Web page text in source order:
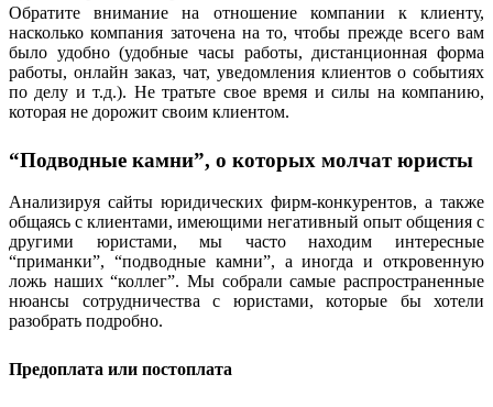
Обратите внимание на отношение компании к клиенту,
насколько компания заточена на то, чтобы прежде всего вам
было удобно (удобные часы работы, дистанционная форма
работы, онлайн заказ, чат, уведомления клиентов о событиях
по делу и т.д.). Не тратьте свое время и силы на компанию,
которая не дорожит своим клиентом.
“Подводные камни”, о которых молчат юристы
Анализируя сайты юридических фирм-конкурентов, а также
общаясь с клиентами, имеющими негативный опыт общения с
другими юристами, мы часто находим интересные
“приманки”, “подводные камни”, а иногда и откровенную
ложь наших “коллег”. Мы собрали самые распространенные
нюансы сотрудничества с юристами, которые бы хотели
разобрать подробно.
Предоплата или постоплата